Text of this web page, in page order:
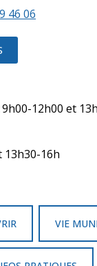
46 06
12h00 et
13h30-16h
VIE